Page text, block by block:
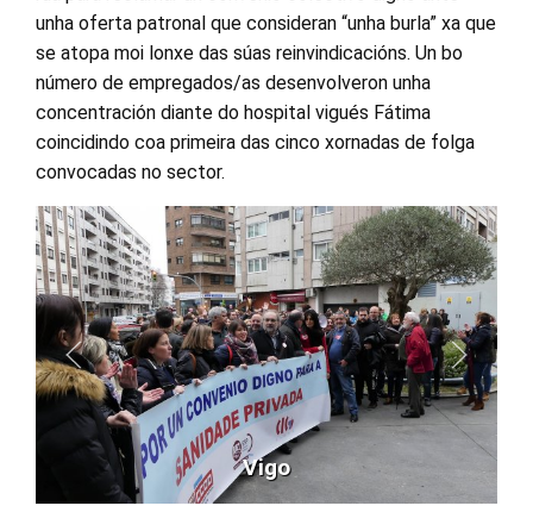
unha oferta patronal que consideran “unha burla” xa que
se atopa moi lonxe das súas reinvindicacións. Un bo
número de empregados/as desenvolveron unha
concentración diante do hospital vigués Fátima
coincidindo coa primeira das cinco xornadas de folga
convocadas no sector.
Vigo